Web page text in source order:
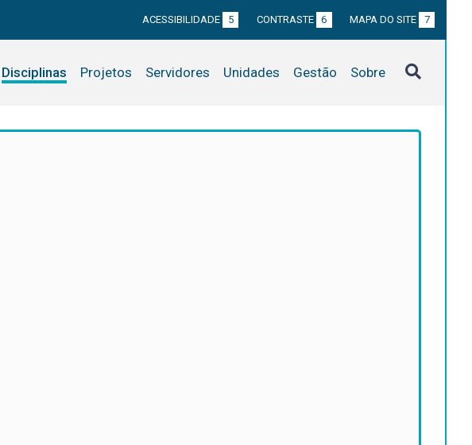
ACESSIBILIDADE 5 CONTRASTE 6 MAPA DO SITE 7
Disciplinas Projetos Servidores Unidades Gestão Sobre